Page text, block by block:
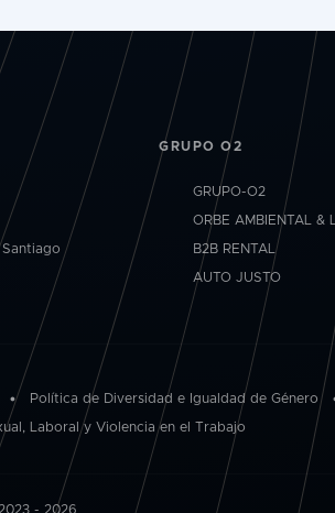
GRUPO O2
GRUPO-O2
ORBE AMBIENTAL &
B2B RENTAL
AUTO JUSTO
• Política de Diversidad e Igualdad de Género
Laboral y Violencia en el Trabajo